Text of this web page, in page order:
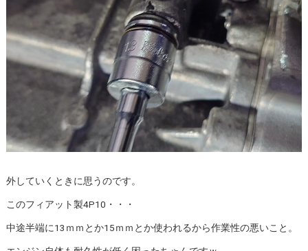
外していくときに思うのです。
このフィアット製4P10・・・
中途半端に13ｍｍとか15ｍｍとか使われるから作業性の悪いこと。